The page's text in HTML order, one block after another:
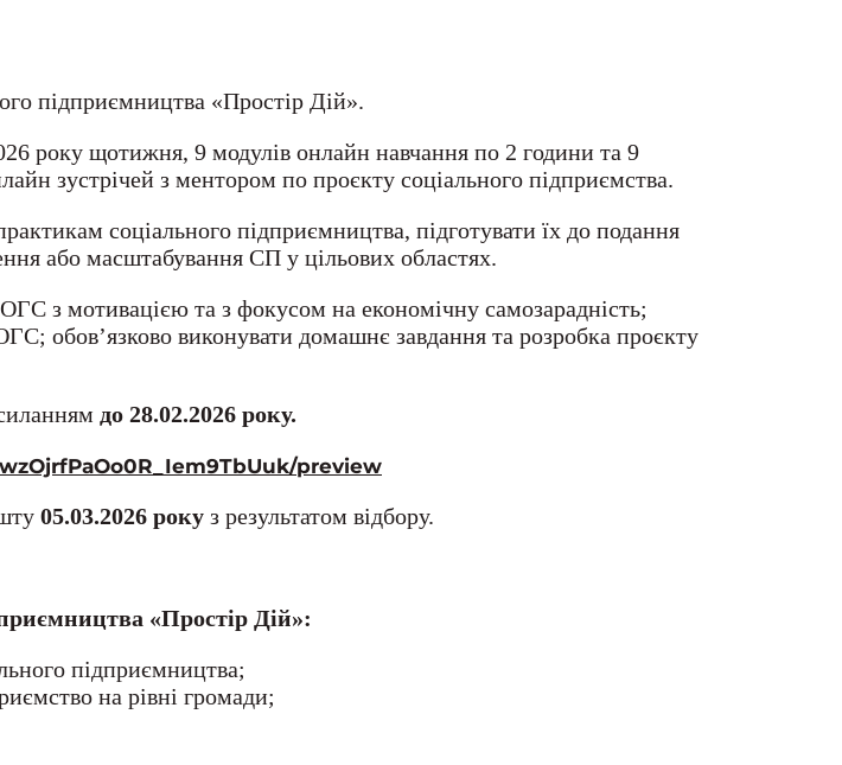
підприємництва «Простір Дій».
року щотижня, 9 модулів онлайн навчання по 2 години та 9
зустрічей з ментором по проєкту соціального підприємства.
соціального підприємництва, підготувати їх до подання
або масштабування СП у цільових областях.
з мотивацією та з фокусом на економічну самозарадність;
обов’язково виконувати домашнє завдання та розробка проєкту
до 28.02.2026 року.
preview
05.03.2026 року з результатом відбору.
«Простір Дій»:
підприємництва;
на рівні громади;